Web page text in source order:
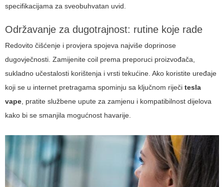
specifikacijama za sveobuhvatan uvid.
Održavanje za dugotrajnost: rutine koje rade
Redovito čišćenje i provjera spojeva najviše doprinose
dugovječnosti. Zamijenite coil prema preporuci proizvođača,
sukladno učestalosti korištenja i vrsti tekućine. Ako koristite uređaje
koji se u internet pretragama spominju sa ključnom riječi tesla
vape, pratite službene upute za zamjenu i kompatibilnost dijelova
kako bi se smanjila mogućnost havarije.